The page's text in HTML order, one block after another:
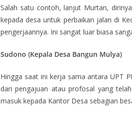
Salah satu contoh, lanjut Murtan,
kepada desa untuk perbaikan jalan di
pengerjaannya. Ini sangat luar biasa
Sudono (Kepala Desa Bangun Mulya)
Hingga saat ini kerja sama antara UPT
dari pengajuan atau profosal yang
masuk kepada Kantor Desa sebagian